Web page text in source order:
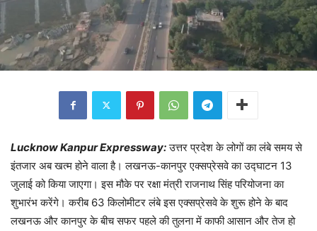
Lucknow Kanpur Expressway: उत्तर प्रदेश के लोगों का लंबे समय से
इंतजार अब खत्म होने वाला है। लखनऊ-कानपुर एक्सप्रेसवे का उद्घाटन 13
जुलाई को किया जाएगा। इस मौके पर रक्षा मंत्री राजनाथ सिंह परियोजना का
शुभारंभ करेंगे। करीब 63 किलोमीटर लंबे इस एक्सप्रेसवे के शुरू होने के बाद
लखनऊ और कानपुर के बीच सफर पहले की तुलना में काफी आसान और तेज हो